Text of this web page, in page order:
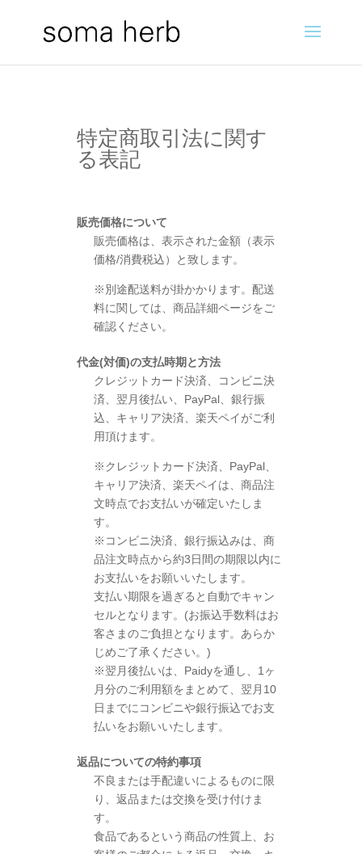
特定商取引法に関す
る表記
販売価格について
販売価格は、表示された金額（表示
価格/消費税込）と致します。
※別途配送料が掛かかります。配送
料に関しては、商品詳細ページをご
確認ください。
代金(対価)の支払時期と方法
クレジットカード決済、コンビニ決
済、翌月後払い、PayPal、銀行振
込、キャリア決済、楽天ペイがご利
用頂けます。
※クレジットカード決済、PayPal、
キャリア決済、楽天ペイは、商品注
文時点でお支払いが確定いたしま
す。
※コンビニ決済、銀行振込みは、商
品注文時点から約3日間の期限以内に
お支払いをお願いいたします。
支払い期限を過ぎると自動でキャン
セルとなります。(お振込手数料はお
客さまのご負担となります。あらか
じめご了承ください。)
※翌月後払いは、Paidyを通し、1ヶ
月分のご利用額をまとめて、翌月10
日までにコンビニや銀行振込でお支
払いをお願いいたします。
返品についての特約事項
不良または手配違いによるものに限
り、返品または交換を受け付けま
す。
食品であるという商品の性質上、お